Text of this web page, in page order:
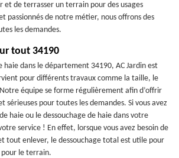
et de terrasser un terrain pour des usages
passionnés de notre métier, nous offrons des
les demandes.
tout 34190
haie dans le département 34190, AC Jardin est
pour différents travaux comme la taille, le
équipe se forme régulièrement afin d’offrir
sérieuses pour toutes les demandes. Si vous avez
haie ou le dessouchage de haie dans votre
service ! En effet, lorsque vous avez besoin de
tout enlever, le dessouchage total est utile pour
pour le terrain.